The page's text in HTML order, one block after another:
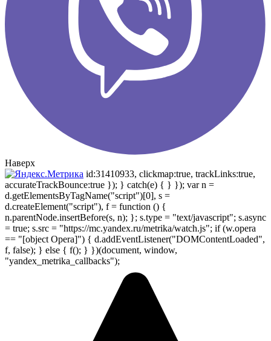
Наверх
id:31410933, clickmap:true, trackLinks:true,
accurateTrackBounce:true }); } catch(e) { } }); var n =
d.getElementsByTagName("script")[0], s =
d.createElement("script"), f = function () {
n.parentNode.insertBefore(s, n); }; s.type = "text/javascript"; s.async
= true; s.src = "https://mc.yandex.ru/metrika/watch.js"; if (w.opera
== "[object Opera]") { d.addEventListener("DOMContentLoaded",
f, false); } else { f(); } })(document, window,
"yandex_metrika_callbacks");